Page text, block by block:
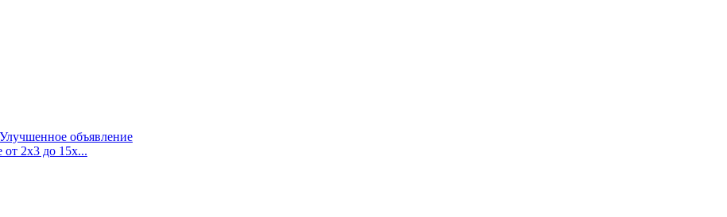
объявление
от 2х3 до 15х...